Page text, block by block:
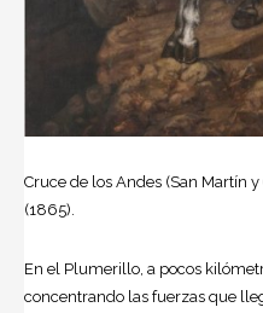
Cruce de los Andes (San Martín
(1865).
En el Plumerillo, a pocos
concentrando las fuerzas que